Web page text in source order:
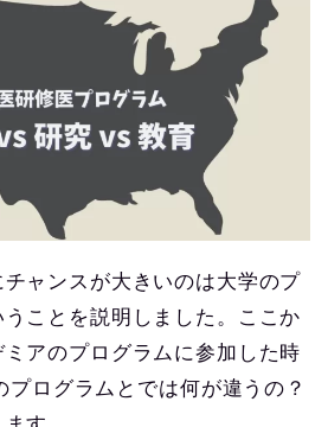
ャンスが大きいのは大学のプ
ことを説明しました。ここか
アのプログラムに参加した時
ログラムとでは何が違うの？